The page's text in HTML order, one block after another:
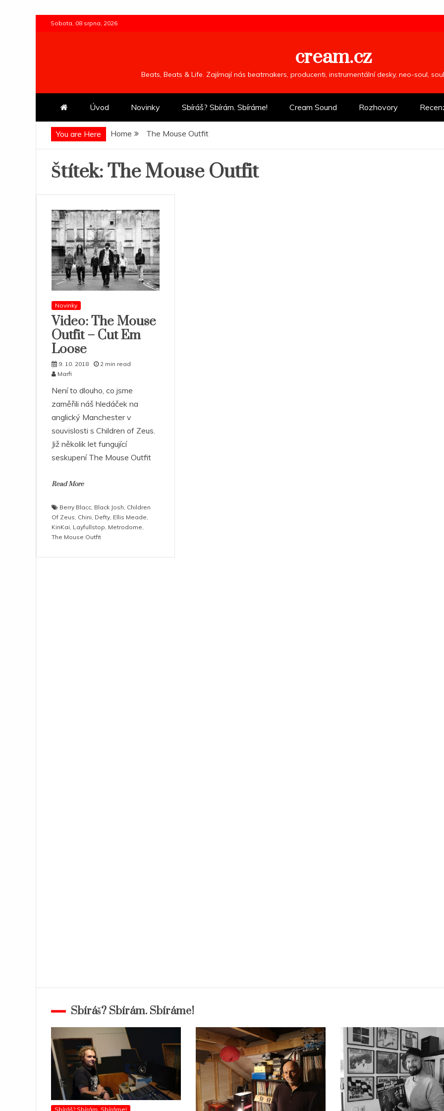
Sobota, 08 srpna, 2026
cream.cz
Beats, Beats & Life. Zajímají nás beatmakers, producenti, instrumentální desky, neo-soul,
Úvod Novinky Sbíráš? Sbírám. Sbíráme! Cream Sound Rozhovory
You are Here Home The Mouse Outfit
Štítek:The Mouse Outfit
Novinky
Video: The Mouse
Outfit – Cut Em
Loose
9. 10. 2018
2 min read
Marfi
Není to dlouho, co jsme
zaměřili náš hledáček na
anglický Manchester v
souvislosti s Children of Zeus.
Již několik let fungující
seskupení The Mouse Outfit
Read More
Berry Blacc, Black Josh, Children
Of Zeus, Chini, Defty, Ellis Meade,
KinKai, Layfullstop, Metrodome,
The Mouse Outfit
Sbíráš? Sbírám. Sbíráme!
Sbíráš? Sbírám. Sbíráme!